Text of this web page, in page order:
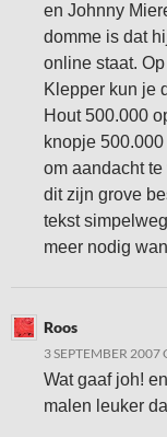
en Johnny
domme is dat
online staat.
Klepper kun je
Hout 500.000
knopje
om aandacht
dit zijn grove
tekst
meer nodig
Roos
3 SEPTEMBER 2007
Wat gaaf joh!
malen leuker